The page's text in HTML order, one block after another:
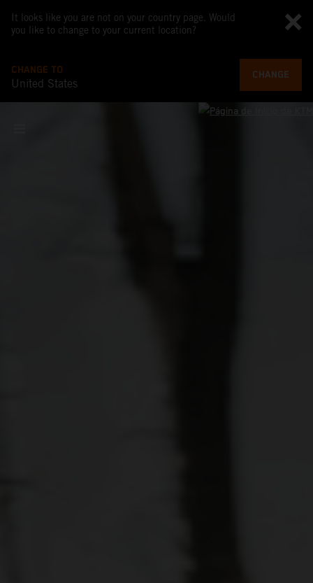
It looks like you are not on your country page. Would
you like to change to your current location?
CHANGE TO
United States
CHANGE